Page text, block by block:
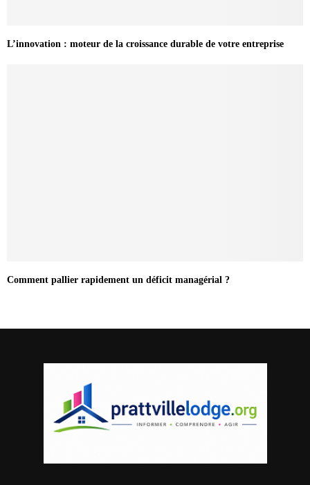
L’innovation : moteur de la croissance durable de votre entreprise
Comment pallier rapidement un déficit managérial ?